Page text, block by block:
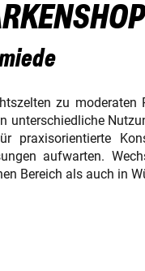
zu moderaten
unterschiedliche
praxisorientierte
aufwarten.
Bereich als auch in